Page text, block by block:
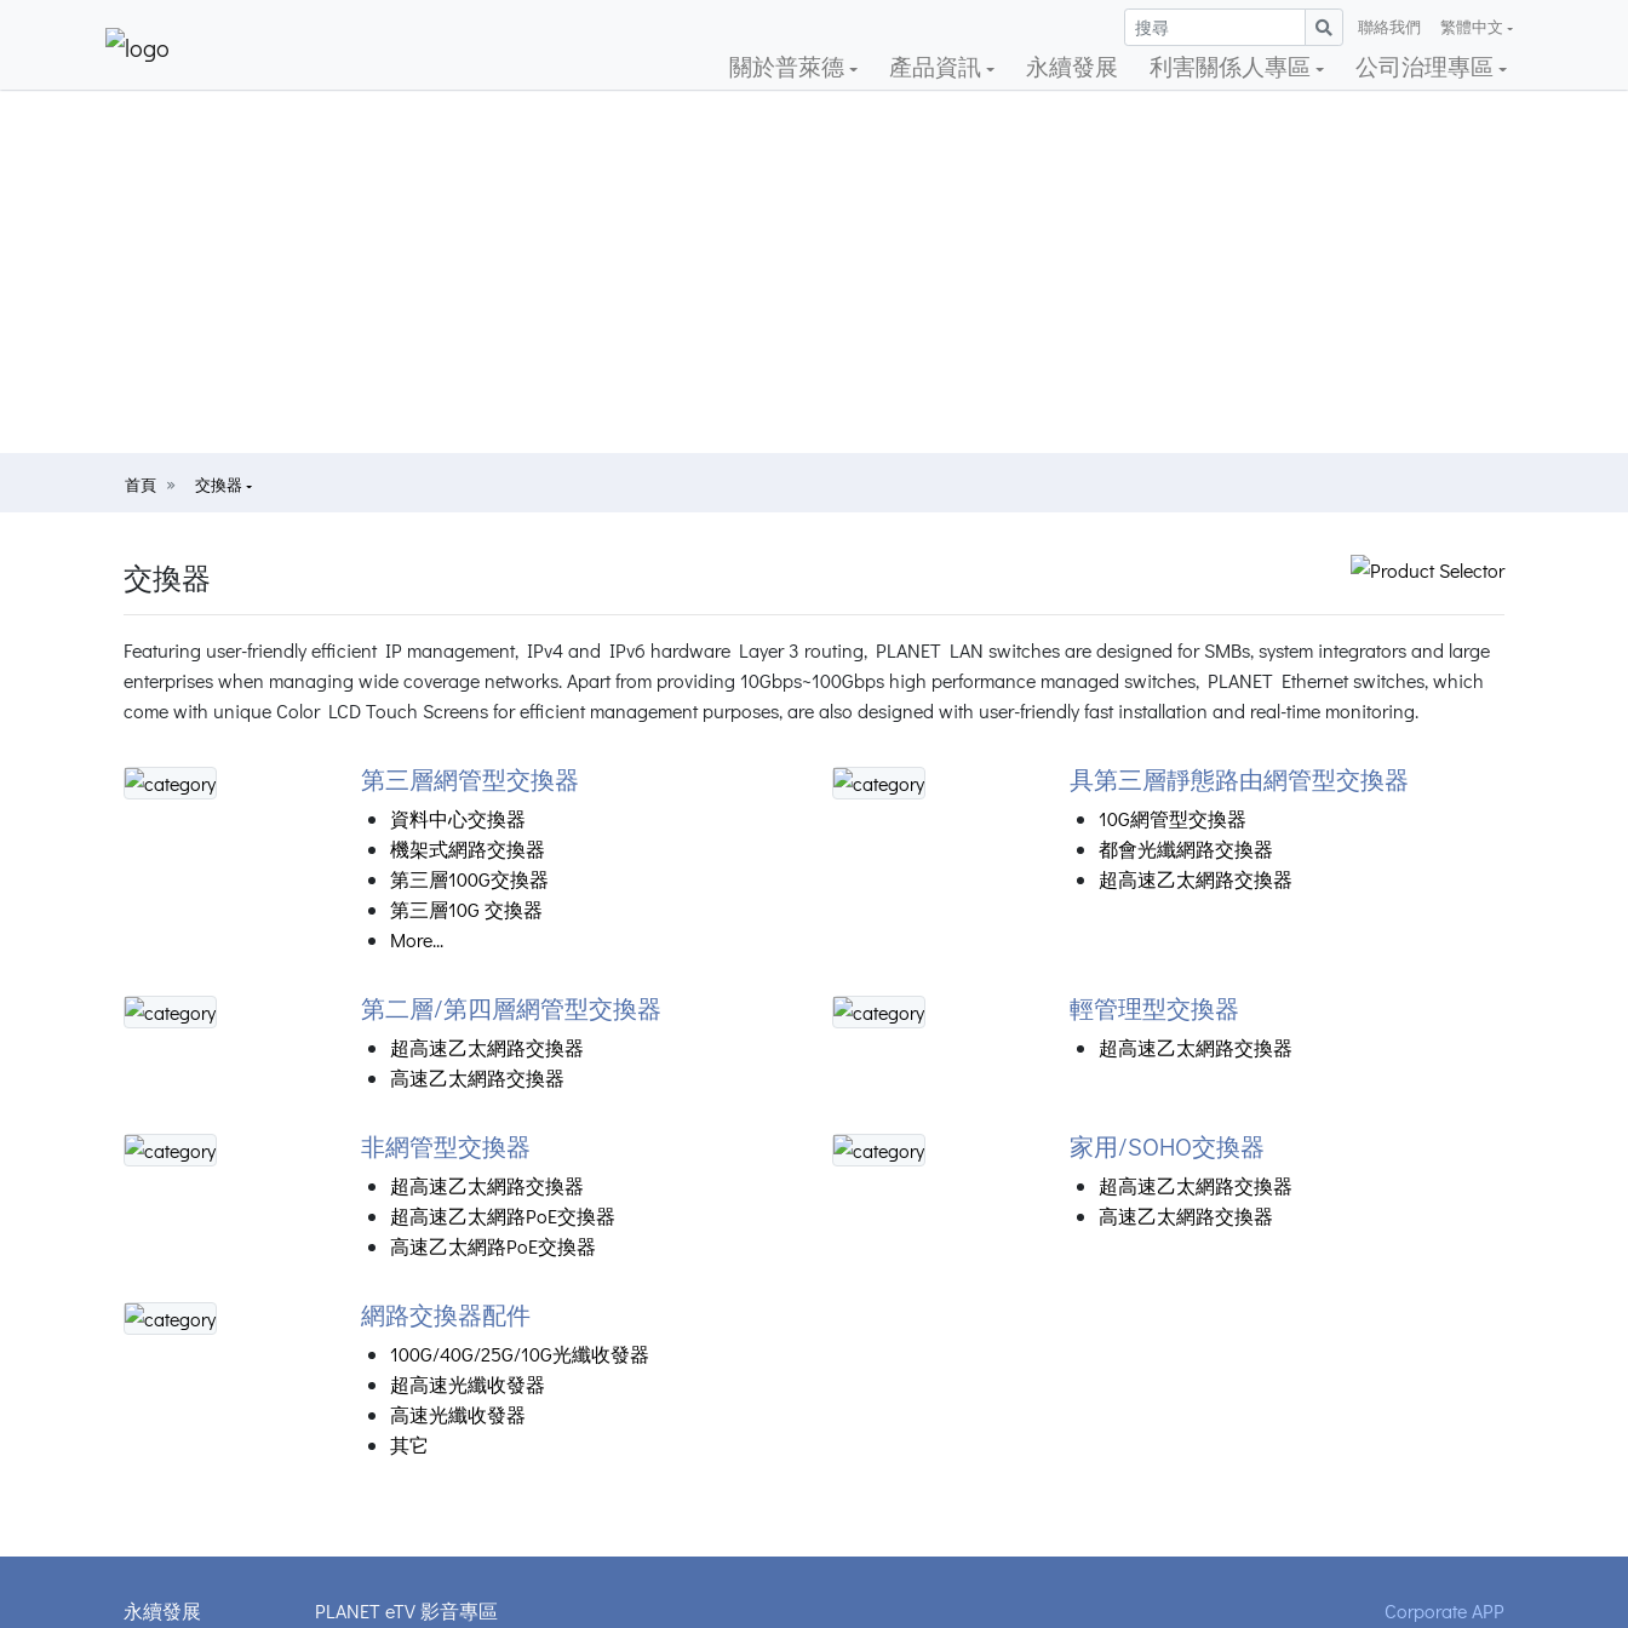
聯絡我們 繁體中文
關於普萊德 產品資訊 永續發展 利害關係人專區 公司治理專區
首頁 交換器
交換器
Featuring user-friendly efficient IP management, IPv4 and IPv6 hardware Layer 3 routing, PLANET LAN switches are designed for SMBs, system integrators and large
enterprises when managing wide coverage networks. Apart from providing 10Gbps~100Gbps high performance managed switches, PLANET Ethernet switches, which
come with unique Color LCD Touch Screens for efficient management purposes, are also designed with user-friendly fast installation and real-time monitoring.
第三層網管型交換器
資料中心交換器
機架式網路交換器
第三層100G交換器
第三層10G 交換器
More...
具第三層靜態路由網管型交換器
10G網管型交換器
都會光纖網路交換器
超高速乙太網路交換器
第二層/第四層網管型交換器
超高速乙太網路交換器
高速乙太網路交換器
輕管理型交換器
超高速乙太網路交換器
非網管型交換器
超高速乙太網路交換器
超高速乙太網路PoE交換器
高速乙太網路PoE交換器
家用/SOHO交換器
超高速乙太網路交換器
高速乙太網路交換器
網路交換器配件
100G/40G/25G/10G光纖收發器
超高速光纖收發器
高速光纖收發器
其它
永續發展 PLANET eTV 影音專區 Corporate APP